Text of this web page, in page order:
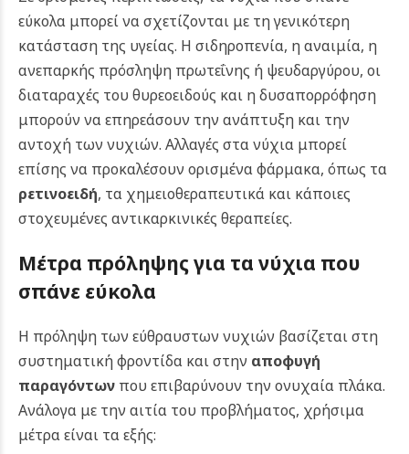
εύκολα μπορεί να σχετίζονται με τη γενικότερη
κατάσταση της υγείας. Η σιδηροπενία, η αναιμία, η
ανεπαρκής πρόσληψη πρωτεΐνης ή ψευδαργύρου, οι
διαταραχές του θυρεοειδούς και η δυσαπορρόφηση
μπορούν να επηρεάσουν την ανάπτυξη και την
αντοχή των νυχιών. Αλλαγές στα νύχια μπορεί
επίσης να προκαλέσουν ορισμένα φάρμακα, όπως τα
ρετινοειδή, τα χημειοθεραπευτικά και κάποιες
στοχευμένες αντικαρκινικές θεραπείες.
Μέτρα πρόληψης για τα νύχια που
σπάνε εύκολα
Η πρόληψη των εύθραυστων νυχιών βασίζεται στη
συστηματική φροντίδα και στην αποφυγή
παραγόντων που επιβαρύνουν την ονυχαία πλάκα.
Ανάλογα με την αιτία του προβλήματος, χρήσιμα
μέτρα είναι τα εξής: